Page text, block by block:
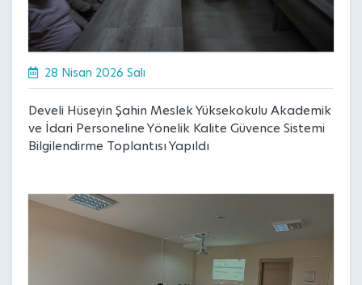
28 Nisan 2026 Salı
Develi Hüseyin Şahin Meslek Yüksekokulu Akademik
ve İdari Personeline Yönelik Kalite Güvence Sistemi
Bilgilendirme Toplantısı Yapıldı